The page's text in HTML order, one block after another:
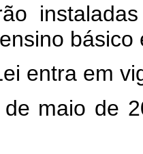
instaladas
entra em
maio de